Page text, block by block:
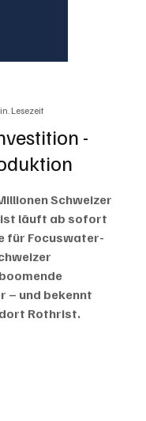
-
Lesezeit
Schweizer
läuft ab sofort
für Focuswater-
– und bekennt
Rothrist.